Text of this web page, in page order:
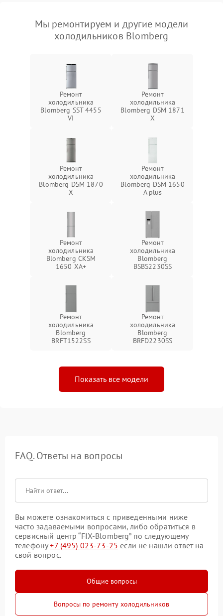
Мы ремонтируем и другие модели
холодильников Blomberg
Ремонт
холодильника
Blomberg SST 4455
VI
Ремонт
холодильника
Blomberg DSM 1871
X
Ремонт
холодильника
Blomberg DSM 1870
X
Ремонт
холодильника
Blomberg DSM 1650
A plus
Ремонт
холодильника
Blomberg CKSM
1650 XA+
Ремонт
холодильника
Blomberg
BSBS2230SS
Ремонт
холодильника
Blomberg
BRFT1522SS
Ремонт
холодильника
Blomberg
BRFD2230SS
Показать все модели
FAQ. Ответы на вопросы
Вы можете ознакомиться с приведенными ниже
часто задаваемыми вопросами, либо обратиться в
сервисный центр “FIX-Blomberg” по следующему
телефону+7 (495) 023-73-25 если не нашли ответ на
свой вопрос.
Общие вопросы
Вопросы по ремонту холодильников